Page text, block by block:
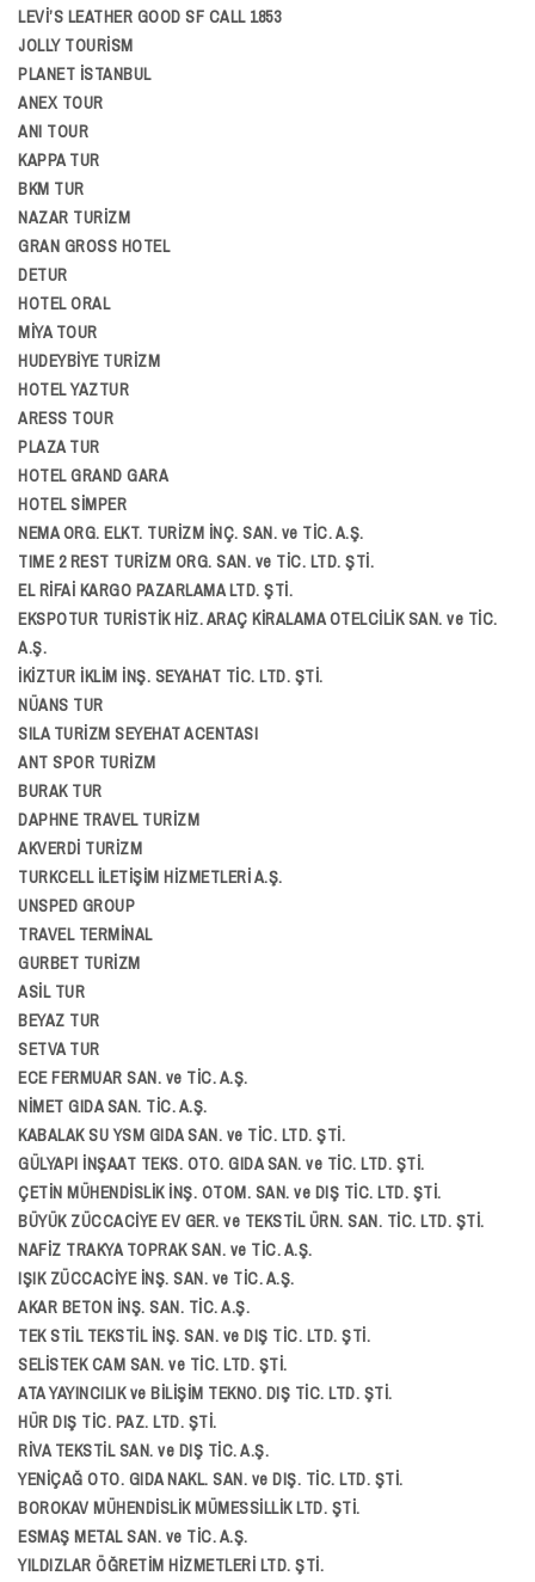
LEVİ’S LEATHER GOOD SF CALL 1853
JOLLY TOURİSM
PLANET İSTANBUL
ANEX TOUR
ANI TOUR
KAPPA TUR
BKM TUR
NAZAR TURİZM
GRAN GROSS HOTEL
DETUR
HOTEL ORAL
MİYA TOUR
HUDEYBİYE TURİZM
HOTEL YAZTUR
ARESS TOUR
PLAZA TUR
HOTEL GRAND GARA
HOTEL SİMPER
NEMA ORG. ELKT. TURİZM İNÇ. SAN. ve TİC. A.Ş.
TIME 2 REST TURİZM ORG. SAN. ve TİC. LTD. ŞTİ.
EL RİFAİ KARGO PAZARLAMA LTD. ŞTİ.
EKSPOTUR TURİSTİK HİZ. ARAÇ KİRALAMA OTELCİLİK SAN. ve TİC.
A.Ş.
İKİZTUR İKLİM İNŞ. SEYAHAT TİC. LTD. ŞTİ.
NÜANS TUR
SILA TURİZM SEYEHAT ACENTASI
ANT SPOR TURİZM
BURAK TUR
DAPHNE TRAVEL TURİZM
AKVERDİ TURİZM
TURKCELL İLETİŞİM HİZMETLERİ A.Ş.
UNSPED GROUP
TRAVEL TERMİNAL
GURBET TURİZM
ASİL TUR
BEYAZ TUR
SETVA TUR
ECE FERMUAR SAN. ve TİC. A.Ş.
NİMET GIDA SAN. TİC. A.Ş.
KABALAK SU YSM GIDA SAN. ve TİC. LTD. ŞTİ.
GÜLYAPI İNŞAAT TEKS. OTO. GIDA SAN. ve TİC. LTD. ŞTİ.
ÇETİN MÜHENDİSLİK İNŞ. OTOM. SAN. ve DIŞ TİC. LTD. ŞTİ.
BÜYÜK ZÜCCACİYE EV GER. ve TEKSTİL ÜRN. SAN. TİC. LTD. ŞTİ.
NAFİZ TRAKYA TOPRAK SAN. ve TİC. A.Ş.
IŞIK ZÜCCACİYE İNŞ. SAN. ve TİC. A.Ş.
AKAR BETON İNŞ. SAN. TİC. A.Ş.
TEK STİL TEKSTİL İNŞ. SAN. ve DIŞ TİC. LTD. ŞTİ.
SELİSTEK CAM SAN. ve TİC. LTD. ŞTİ.
ATA YAYINCILIK ve BİLİŞİM TEKNO. DIŞ TİC. LTD. ŞTİ.
HÜR DIŞ TİC. PAZ. LTD. ŞTİ.
RİVA TEKSTİL SAN. ve DIŞ TİC. A.Ş.
YENİÇAĞ OTO. GIDA NAKL. SAN. ve DIŞ. TİC. LTD. ŞTİ.
BOROKAV MÜHENDİSLİK MÜMESSİLLİK LTD. ŞTİ.
ESMAŞ METAL SAN. ve TİC. A.Ş.
YILDIZLAR ÖĞRETİM HİZMETLERİ LTD. ŞTİ.